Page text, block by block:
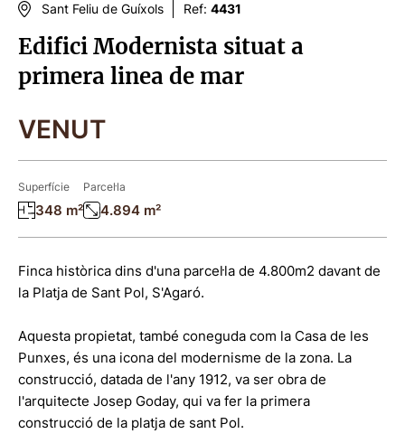
Sant Feliu de Guíxols Ref: 4431
Edifici Modernista situat a
primera linea de mar
VENUT
Superfície
348 m²
Parcel·la
4.894 m²
Finca històrica dins d'una parcel·la de 4.800m2 davant de
la Platja de Sant Pol, S'Agaró.
Aquesta propietat, també coneguda com la Casa de les
Punxes, és una icona del modernisme de la zona. La
construcció, datada de l'any 1912, va ser obra de
l'arquitecte Josep Goday, qui va fer la primera
construcció de la platja de sant Pol.